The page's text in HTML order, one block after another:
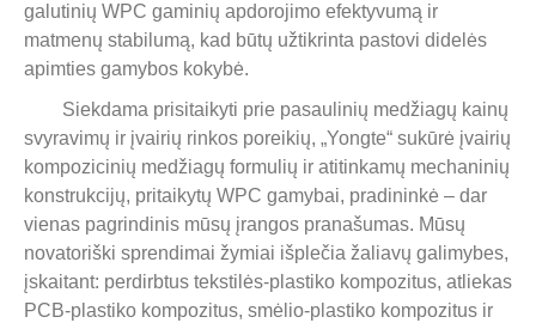
galutinių WPC gaminių apdorojimo efektyvumą ir
matmenų stabilumą, kad būtų užtikrinta pastovi didelės
apimties gamybos kokybė.
Siekdama prisitaikyti prie pasaulinių medžiagų kainų
svyravimų ir įvairių rinkos poreikių, „Yongte“ sukūrė įvairių
kompozicinių medžiagų formulių ir atitinkamų mechaninių
konstrukcijų, pritaikytų WPC gamybai, pradininkė – dar
vienas pagrindinis mūsų įrangos pranašumas. Mūsų
novatoriški sprendimai žymiai išplečia žaliavų galimybes,
įskaitant: perdirbtus tekstilės-plastiko kompozitus, atliekas
PCB-plastiko kompozitus, smėlio-plastiko kompozitus ir